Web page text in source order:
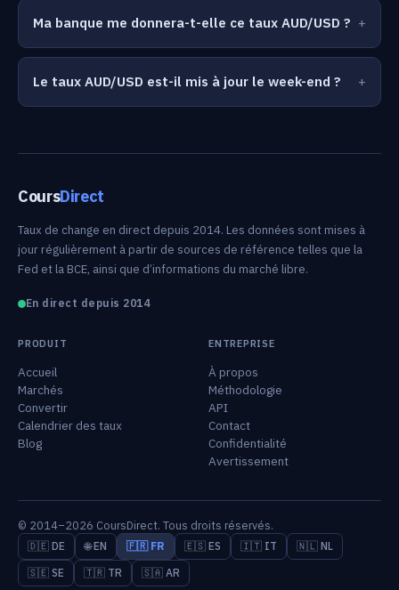
Ma banque me donnera-t-elle ce taux AUD/USD ?
Le taux AUD/USD est-il mis à jour le week-end ?
CoursDirect
Taux de change en direct depuis 2014. Les données sont mises à
jour régulièrement à partir de sources de référence telles que la
Fed et la BCE, ainsi que d’informations du marché libre.
En direct depuis 2014
PRODUIT
Accueil
Marchés
Convertir
Calendrier des taux
Blog
ENTREPRISE
À propos
Méthodologie
API
Contact
Confidentialité
Avertissement
© 2014–2026 CoursDirect. Tous droits réservés.
🇩🇪 DE 🌐 EN 🇫🇷 FR 🇪🇸 ES 🇮🇹 IT
🇳🇱 NL
🇸🇪 SE
🇹🇷 TR 🇸🇦 AR